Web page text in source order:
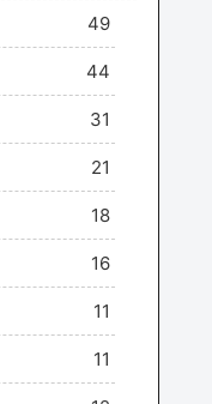
49
44
31
21
18
16
11
11